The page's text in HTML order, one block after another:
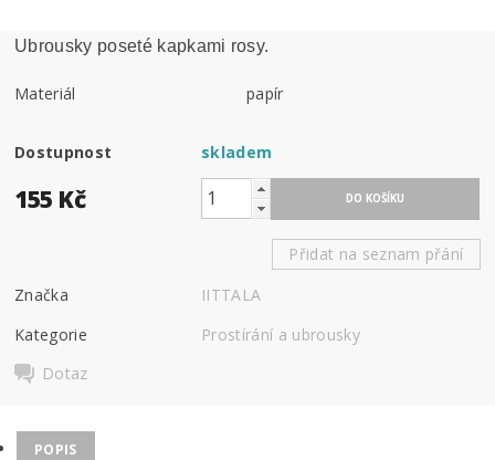
Ubrousky poseté kapkami rosy.
Materiál papír
Dostupnost skladem
155 Kč
Přidat na seznam přání
Značka
IITTALA
Kategorie
Prostírání a ubrousky
Dotaz
POPIS